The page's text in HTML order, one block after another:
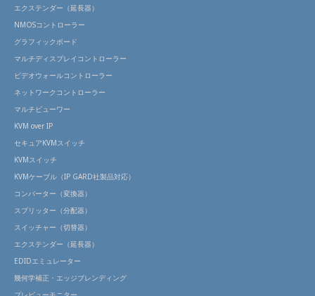
エクステンダー（延長器）
NMOSコントローラー
グラフィックボード
マルチディスプレイコントローラー
ビデオウォールコントローラー
ネットワークコントローラー
マルチビューワー
KVM over IP
セキュアKVMスイッチ
KVMスイッチ
KVMケーブル（IP GARD社製品対応）
コンバーター（変換器）
スプリッター（分配器）
スイッチャー（切替器）
エクステンダー（延長器）
EDIDエミュレーター
幾何学補正・エッジブレンディング